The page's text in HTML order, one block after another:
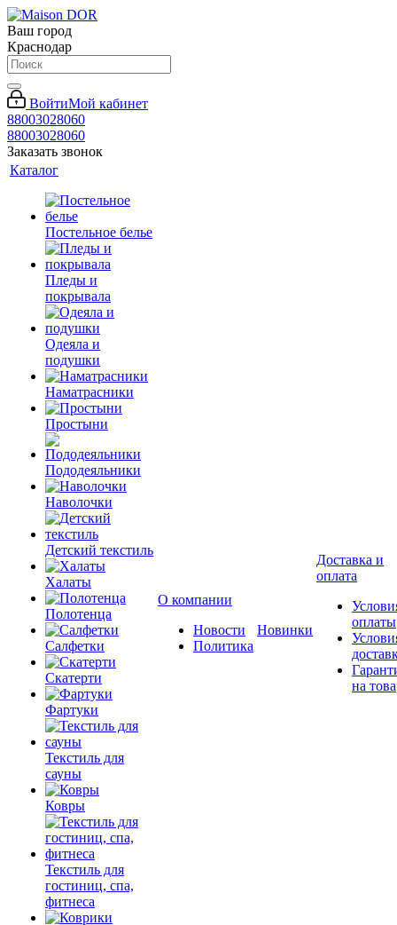
Ваш город
Краснодар
ВойтиМой кабинет
88003028060
88003028060
Заказать звонок
Каталог
Постельное белье
Пледы и
покрывала
Одеяла и
подушки
Наматрасники
Простыни
Пододеяльники
Наволочки
Детский текстиль
Халаты
Полотенца
Салфетки
Скатерти
Фартуки
Текстиль для
сауны
Ковры
Текстиль для
гостиниц, спа,
фитнеса
О компании
Новости
Политика
Новинки
Доставка и
оплата
оплаты
на